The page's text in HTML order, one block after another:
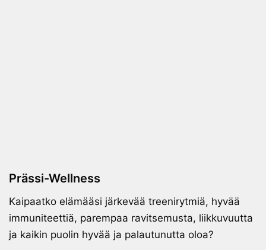
Prässi-Wellness
Kaipaatko elämääsi järkevää treenirytmiä, hyvää
immuniteettiä, parempaa ravitsemusta, liikkuvuutta
ja kaikin puolin hyvää ja palautunutta oloa?